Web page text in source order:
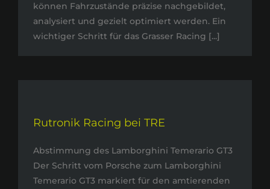
können Fahrzustände präzise nachgebildet,
analysiert und gezielt optimiert werden. Ein
wichtiger Schritt für das Grasser Racing [...]
Rutronik Racing bei TRE
Abstimmung des Lamborghini Temerario GT3
Der Schritt vom Porsche zum Lamborghini
Temerario GT3 markiert für den amtierenden